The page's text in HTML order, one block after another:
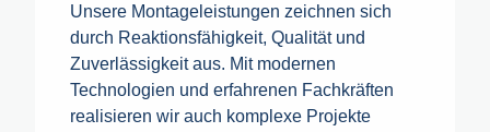
Unsere Montageleistungen zeichnen sich
durch Reaktionsfähigkeit, Qualität und
Zuverlässigkeit aus. Mit modernen
Technologien und erfahrenen Fachkräften
realisieren wir auch komplexe Projekte